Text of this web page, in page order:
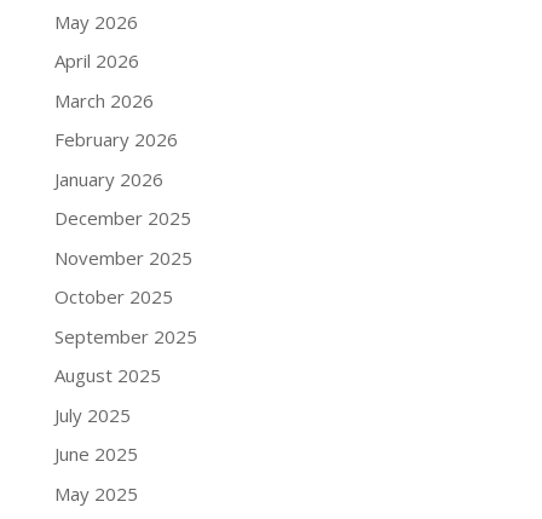
May 2026
April 2026
March 2026
February 2026
January 2026
December 2025
November 2025
October 2025
September 2025
August 2025
July 2025
June 2025
May 2025